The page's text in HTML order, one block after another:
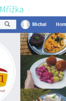
Mřížka